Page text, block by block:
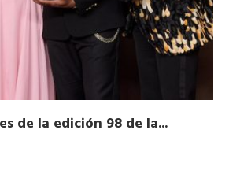
de la edición 98 de la...